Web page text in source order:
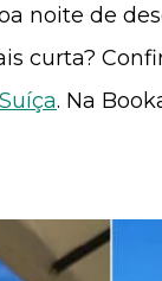
noite de
curta?
. Na